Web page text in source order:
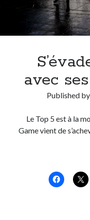
avec
Published by
Le Top 5 est à la
Game vient de